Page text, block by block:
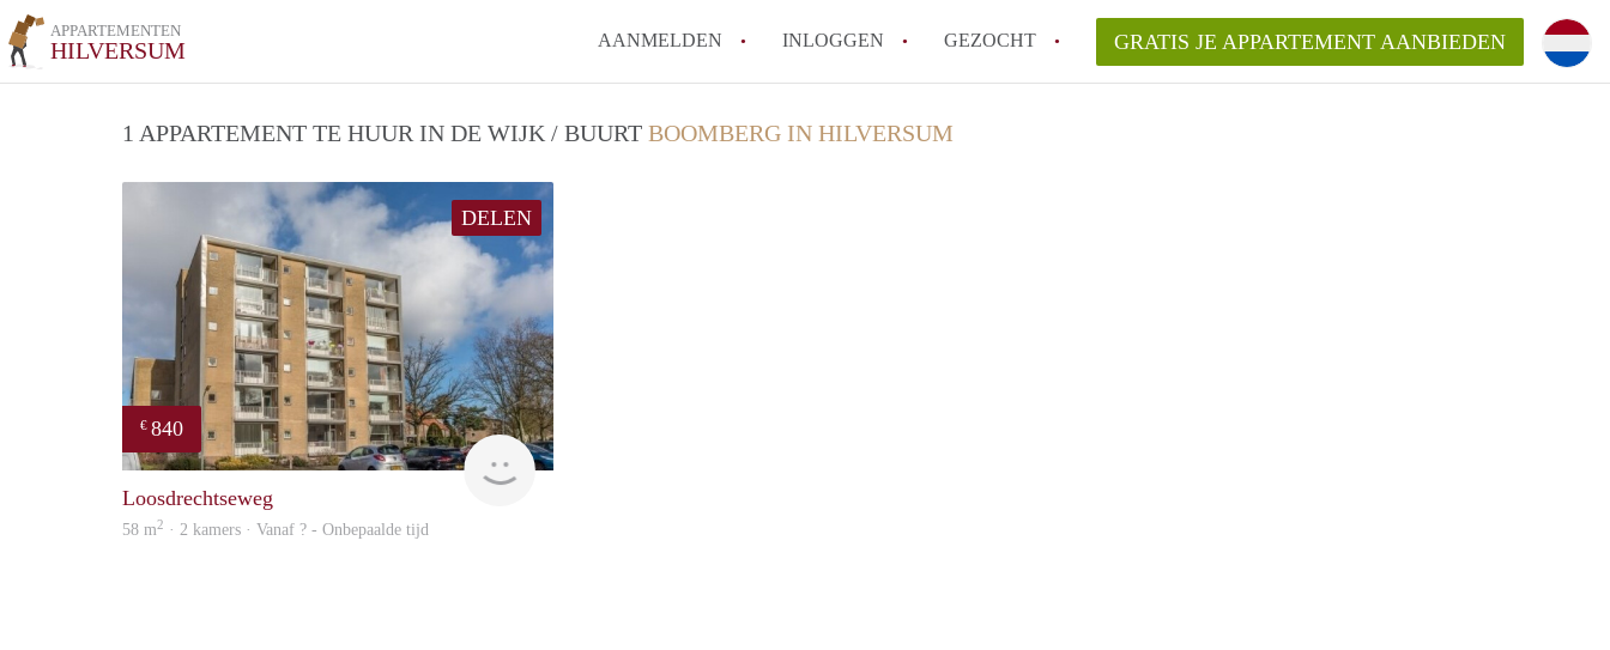
APPARTEMENTEN
HILVERSUM AANMELDEN INLOGGEN GEZOCHT GRATIS JE APPARTEMENT AANBIEDEN
1 APPARTEMENT TE HUUR IN DE WIJK / BUURT BOOMBERG IN HILVERSUM
DELEN
€ 840
finder
Loosdrechtseweg
58 m2 · 2 kamers · Vanaf ? - Onbepaalde tijd